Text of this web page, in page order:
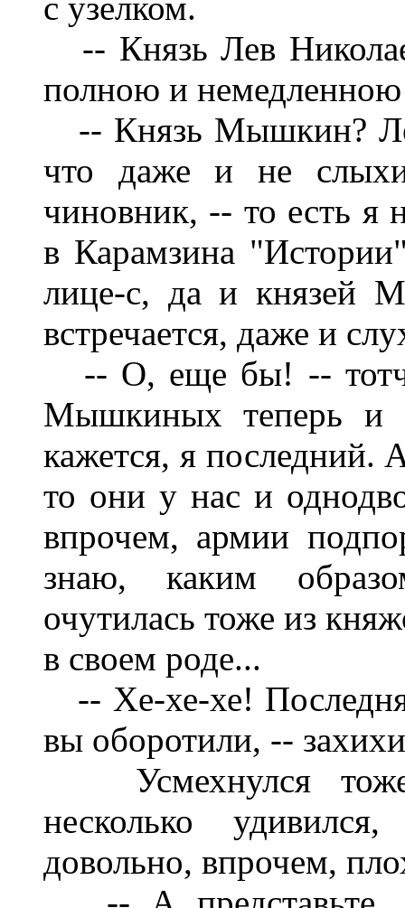
с узелком.
-- Князь Лев
полною и немедленною
-- Князь Мышкин?
что даже и не
чиновник, -- то есть я
в Карамзина
лице-с, да и князей
встречается, даже и
-- О, еще бы! --
Мышкиных теперь и
кажется, я последний.
то они у нас и
впрочем, армии
знаю, каким
очутилась тоже из
в своем роде...
-- Хе-хе-хе!
вы оборотили, --
Усмехнулся тоже
несколько
довольно, впрочем,